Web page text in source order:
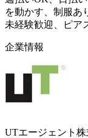
を動かす、制服あ
未経験歓迎、ピア
企業情報
UTエージェント